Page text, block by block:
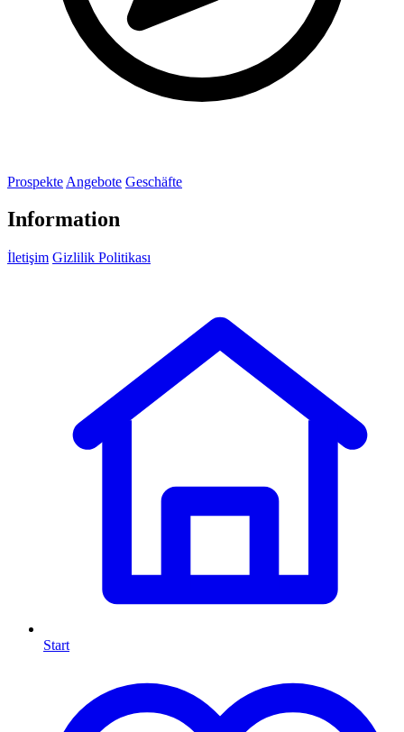
Prospekte Angebote Geschäfte
Information
İletişim Gizlilik Politikası
Start